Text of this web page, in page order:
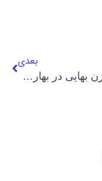
بعدی
هشت زن بهایی در بهارستان اصفهان برای اجرای حکم بازداشت شدند